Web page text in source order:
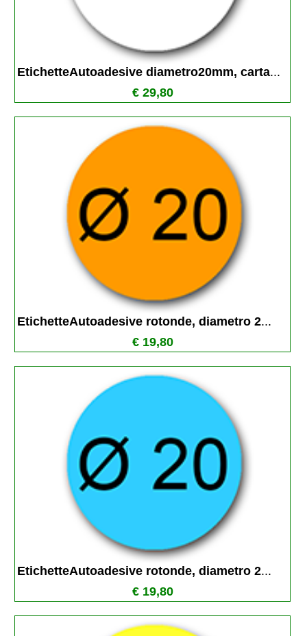
EtichetteAutoadesive diametro20mm, carta...
€ 29,80
EtichetteAutoadesive rotonde, diametro 2...
€ 19,80
EtichetteAutoadesive rotonde, diametro 2...
€ 19,80